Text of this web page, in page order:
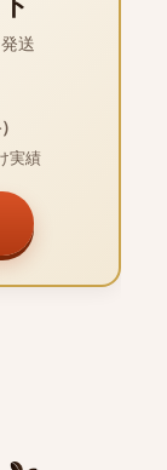
送
実績